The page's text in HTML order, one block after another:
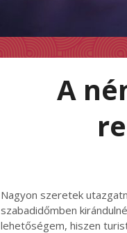
A
Nagyon szeretek
szabadidőmben
lehetőségem, hiszen